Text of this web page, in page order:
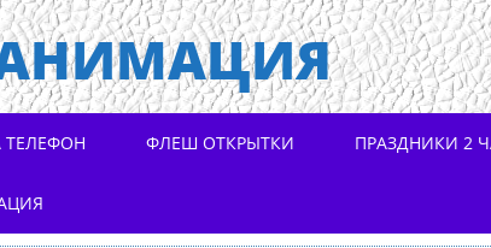
ТЕЛЕФОН ФЛЕШ ОТКРЫТКИ ПРАЗДНИКИ 2